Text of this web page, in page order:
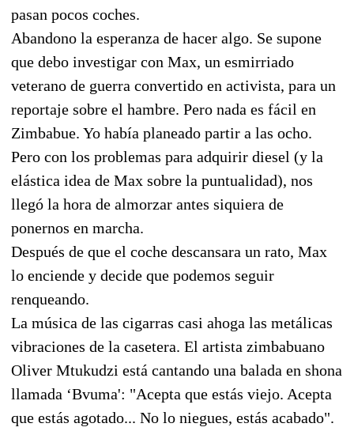
pasan pocos coches.
Abandono la esperanza de hacer algo. Se supone
que debo investigar con Max, un esmirriado
veterano de guerra convertido en activista, para un
reportaje sobre el hambre. Pero nada es fácil en
Zimbabue. Yo había planeado partir a las ocho.
Pero con los problemas para adquirir diesel (y la
elástica idea de Max sobre la puntualidad), nos
llegó la hora de almorzar antes siquiera de
ponernos en marcha.
Después de que el coche descansara un rato, Max
lo enciende y decide que podemos seguir
renqueando.
La música de las cigarras casi ahoga las metálicas
vibraciones de la casetera. El artista zimbabuano
Oliver Mtukudzi está cantando una balada en shona
llamada ‘Bvuma': "Acepta que estás viejo. Acepta
que estás agotado... No lo niegues, estás acabado".